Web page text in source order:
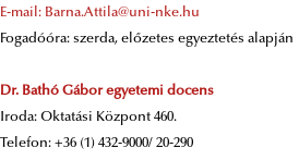
E-mail: Barna.Attila@uni-nke.hu
Fogadóóra: szerda, előzetes egyeztetés alapján
Dr. Bathó Gáboregyetemi docens
Iroda: Oktatási Központ 460.
Telefon: +36 (1) 432-9000/ 20-290